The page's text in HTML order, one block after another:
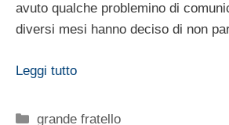
avuto qualche problemino di
diversi mesi hanno deciso di non
Leggi tutto
Categorie
grande fratello